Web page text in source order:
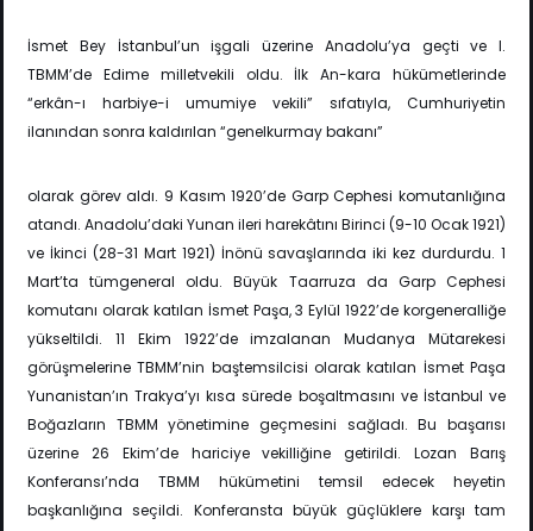
İsmet Bey İstanbul’un işgali üzerine Anadolu’ya geçti ve I.
TBMM’de Edime milletvekili oldu. İlk An-kara hükümetlerinde
“erkân-ı harbiye-i umumiye vekili” sıfatıyla, Cumhuriyetin
ilanından sonra kaldırılan “genelkurmay bakanı”
olarak görev aldı. 9 Kasım 1920’de Garp Cephesi komutanlığına
atandı. Anadolu’daki Yunan ileri harekâtını Birinci (9-10 Ocak 1921)
ve İkinci (28-31 Mart 1921) İnönü savaşlarında iki kez durdurdu. 1
Mart’ta tümgeneral oldu. Büyük Taarruza da Garp Cephesi
komutanı olarak katılan İsmet Paşa, 3 Eylül 1922’de korgeneralliğe
yükseltildi. 11 Ekim 1922’de imzalanan Mudanya Mütarekesi
görüşmelerine TBMM’nin baştemsilcisi olarak katılan İsmet Paşa
Yunanistan’ın Trakya’yı kısa sürede boşaltmasını ve İstanbul ve
Boğazların TBMM yönetimine geçmesini sağladı. Bu başarısı
üzerine 26 Ekim’de hariciye vekilliğine getirildi. Lozan Barış
Konferansı’nda TBMM hükümetini temsil edecek heyetin
başkanlığına seçildi. Konferansta büyük güçlüklere karşı tam